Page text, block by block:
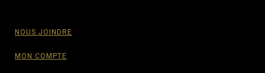
NOUS JOINDRE
MON COMPTE